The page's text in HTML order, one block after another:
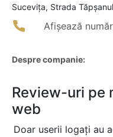
Suceviţa, Strada
Afișează
Despre companie:
Review-uri pe
web
Doar userii logați au